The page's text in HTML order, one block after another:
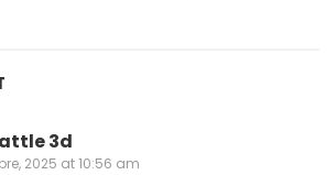
3d
2025 at 10:56 am